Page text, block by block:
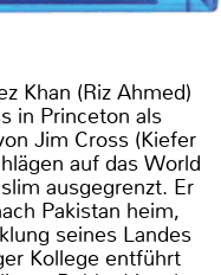
Khan (Riz Ahmed)
in Princeton als
Jim Cross (Kiefer
auf das World
ausgegrenzt. Er
Pakistan heim,
seines Landes
Kollege entführt